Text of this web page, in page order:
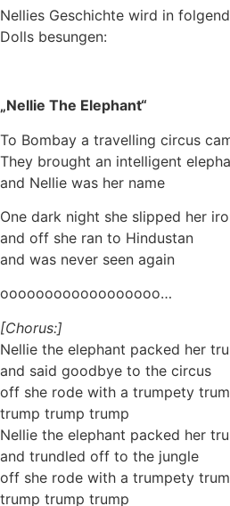
Nellies Geschichte wird in
Dolls besungen:
„Nellie The Elephant“
To Bombay a travelling circus
They brought an intelligent
and Nellie was her name
One dark night she slipped her
and off she ran to Hindustan
and was never seen again
oooooooooooooooooo…
[Chorus:]
Nellie the elephant packed her
and said goodbye to the circus
off she rode with a trumpety
trump trump trump
Nellie the elephant packed her
and trundled off to the jungle
off she rode with a trumpety
trump trump trump